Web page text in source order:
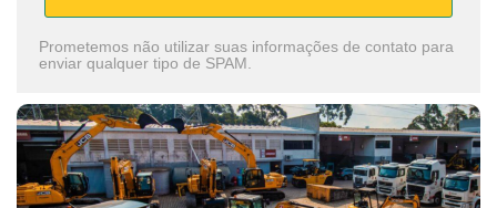
Prometemos não utilizar suas informações de contato para
enviar qualquer tipo de SPAM.